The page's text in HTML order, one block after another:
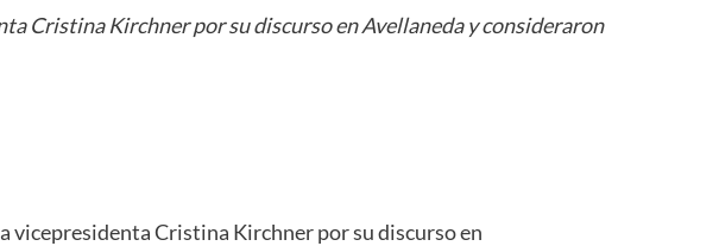
Cristina Kirchner por su discurso en Avellaneda y consideraron
vicepresidenta Cristina Kirchner por su discurso en